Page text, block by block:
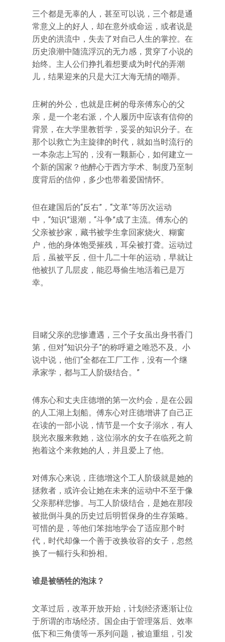
三个都是无辜的人，甚至可以说，三个都是通
常意义上的好人，却在意外或命运，或者说是
历史的洪流中，失去了对自己人生的掌控。在
历史浪潮中随流浮沉的无力感，贯穿了小说的
始终。主人公们挣扎着想要成为时代的弄潮
儿，结果迎来的只是大江大海无情的嘲弄。
庄树的外公，也就是庄树的母亲傅东心的父
亲，是一个老右派，个人履历中应该有信仰的
背景，在大学里教哲学，妥妥的知识分子。在
那个以救亡为主旋律的时代，就如当时流行的
一本杂志上写的，没有一颗新心，如何建立一
个新的国家？他醉心于西方学术、制度乃至制
度背后的信仰，多少也带着爱国情怀。
但在建国后的“反右”，“文革”等历次运动
中，“知识”退潮，“斗争”成了主流。傅东心的
父亲被抄家，藏书被学生拿回家烧火、糊窗
户，他的身体饱受摧残，耳朵被打聋。运动过
后，虽被平反，但十几二十年的运动，早就让
他被扒了几层皮，能忍辱偷生地活着已是万
幸。
目睹父亲的悲惨遭遇，三个子女虽出身书香门
第，但对“知识分子”的称呼避之唯恐不及。小
说中说，他们“全都在工厂工作，没有一个继
承家学，都与工人阶级结合。”
傅东心和丈夫庄德增的第一次约会，是在公园
的人工湖上划船。傅东心对庄德增讲了自己正
在读的一部小说，情节是一个女子溺水，有人
脱光衣服来救她，这位溺水的女子在临死之前
抱着这个来救她的人，并且爱上了他。
对傅东心来说，庄德增这个工人阶级就是她的
拯救者，或许会让她在未来的运动中不至于像
父亲那样悲惨。与工人阶级结合，是她在那段
被批倒斗臭的历史过后明哲保身的生存策略。
可惜的是，等他们笨拙地学会了适应那个时
代，时代却像一个善于改换妆容的女子，忽然
换了一幅行头和扮相。
谁是被牺牲的泡沫？
文革过后，改革开放开始，计划经济逐渐让位
于所谓的市场经济。国企由于管理落后、效率
低下和三角债等一系列问题，被迫重组，引发